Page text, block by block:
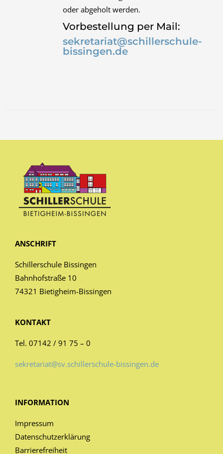
oder abgeholt werden.
Vorbestellung per Mail:
sekretariat@schillerschule-
bissingen.de
ANSCHRIFT
Schillerschule Bissingen
Bahnhofstraße 10
74321 Bietigheim-Bissingen
KONTAKT
Tel. 07142 / 91 75 – 0
sekretariat@sv.schillerschule-bissingen.de
INFORMATION
Impressum
Datenschutzerklärung
Barrierefreiheit